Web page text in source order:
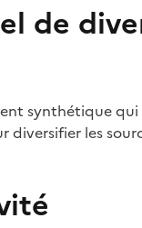
de
synthétique
diversifier les